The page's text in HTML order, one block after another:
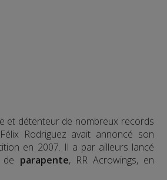
et détenteur de nombreux records
Rodriguez avait annoncé son
en 2007. Il a par ailleurs lancé
parapente, RR Acrowings, en